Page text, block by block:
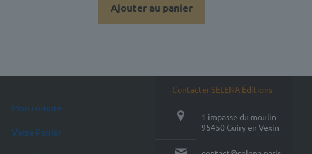
Ajouter au panier
Mon compte
Votre Panier
Contacter SELENA Éditions
1 impasse du moulin
95450 Guiry en Vexin